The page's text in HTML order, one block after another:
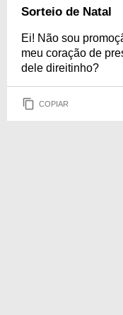
de cantadas de Natal e
Sorteio de Natal
Ei! Não sou
meu coração de
dele direitinho?
COPIAR